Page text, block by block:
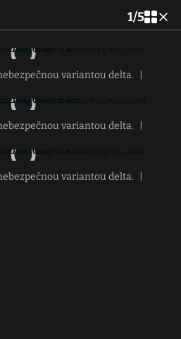
1/5
variantou delta.
variantou delta.
variantou delta.